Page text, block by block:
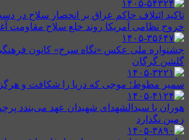
تاکید ائتلاف حاکم عراق بر انحصار سلاح در
خروج نظامی آمریکا روند خلع سلاح مقاومت
جشنواره ملی عکس «نگاه سرخ» کانون
گلشن گرگان
سمیر مطوط؛ موجی که دریا را شکافت و هرگز
هوران با سیدالشهدای شهیدان عهد می‌بندد پرچم
زمین نگذارد